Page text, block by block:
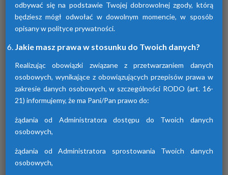
Urządzenia te przyczyniają się do osuszania
powietrza za pomocą adsorpcji wilgoci. Są
dostępne w różnych seriach. Każda z nich
odbywać się na podstawie Twojej dobrowolnej zgody, którą
będziesz mógł odwołać w dowolnym momencie, w sposób
opisany w polityce prywatności.
Jakie masz prawa w stosunku do Twoich danych?
Realizując obowiązki związane z przetwarzaniem danych
osobowych, wynikające z obowiązujących przepisów prawa w
zakresie danych osobowych, w szczególności RODO (art. 16-
21) informujemy, że ma Pani/Pan prawo do:
żądania od Administratora dostępu do Twoich danych
osobowych,
żądania od Administratora sprostowania Twoich danych
osobowych,